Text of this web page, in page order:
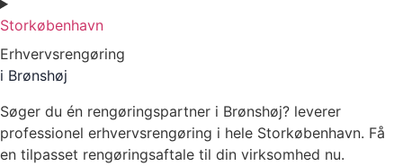
Storkøbenhavn
Erhvervsrengøring
i Brønshøj
Søger du én rengøringspartner i Brønshøj? leverer
professionel erhvervsrengøring i hele Storkøbenhavn. Få
en tilpasset rengøringsaftale til din virksomhed nu.